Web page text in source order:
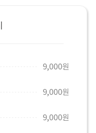
9,000원
9,000원
9,000원